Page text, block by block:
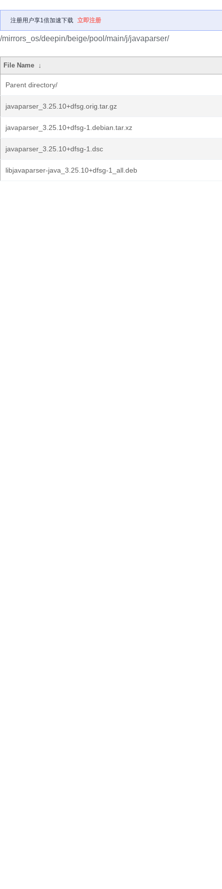
注册用户享1倍加速下载 立即注册
/mirrors_os/deepin/beige/pool/main/j/javaparser/
File Name ↓
Parent directory/
javaparser_3.25.10+dfsg.orig.tar.gz
javaparser_3.25.10+dfsg-1.debian.tar.xz
javaparser_3.25.10+dfsg-1.dsc
libjavaparser-java_3.25.10+dfsg-1_all.deb